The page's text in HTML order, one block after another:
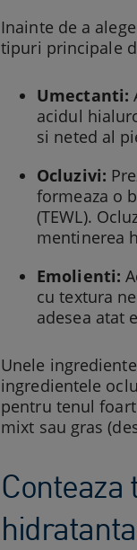
Inainte de a
tipuri principale
Umectanti:
acidul
si neted al
Ocluzivi:
formeaza o
(TEWL).
mentinerea
Emolienti:
cu textura
adesea atat
Unele
ingredientele
pentru tenul
mixt sau gras